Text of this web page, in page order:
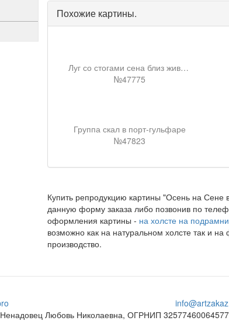
Похожие картины.
Луг со стогами сена близ живерни
№47775
Группа скал в порт-гульфаре
№47823
Купить репродукцию картины "Осень на Сене
данную форму заказа либо позвонив по
оформления картины - на холсте на
возможно как на натуральном холсте так и
производство.
Любовь Николаевна, ОГРНИП